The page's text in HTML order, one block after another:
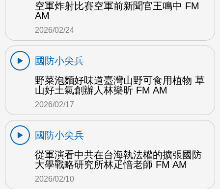
空軍炸射比賽空軍前新聞官王鳴中 FM
AM
2026/02/24
國防小尖兵
野菜泡麵好味道臺灣山野可食用植物 草
山好土氣創辦人林樂昕 FM AM
2026/02/17
國防小尖兵
從軍演看中共在台海執法權的擴張國防
大學戰略研究所林疋愔老師 FM AM
2026/02/10